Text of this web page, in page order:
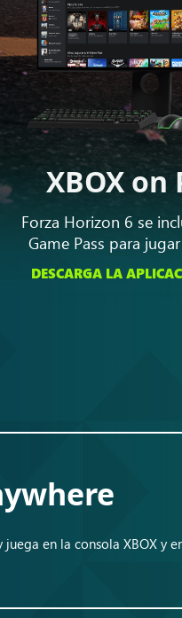
XBOX on
Forza Horizon 6 se
Game Pass para
DESCARGA LA
en la consola XBOX y